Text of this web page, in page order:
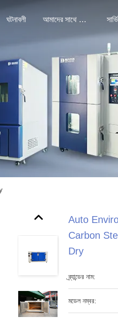
ঘটনাবলী আমাদের সাথে যোগাযোগ
Auto
Carbon
Dry
ব্র্যান্ডের নাম:
মডেল নম্বর: